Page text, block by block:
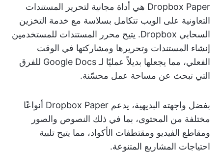
Dropbox Paper هي أداة مجانية لتحرير المستندات
التعاونية على الويب تتكامل بسلاسة مع خدمة التخزين
السحابي Dropbox. يتيح محرر المستندات للمستخدمين
إنشاء المستندات وتحريرها ومشاركتها في الوقت
الفعلي، مما يجعلها بديلاً عمليًا لـ Google Docs للفرق
التي تبحث عن مساحة عمل محسّنة.
بفضل واجهته البديهية، يدعم Dropbox Paper أنواعًا
مختلفة من المحتوى، بما في ذلك النصوص والصور
ومقاطع الفيديو ومقتطفات الأكواد، مما يتيح تلبية
احتياجات المشاريع المتنوعة.